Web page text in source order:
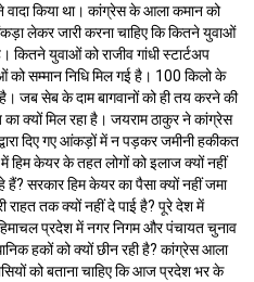
वादा किया था। कांग्रेस के आला कमान को
लेकर जारी करना चाहिए कि कितने युवाओं
कितने युवाओं को राजीव गांधी स्टार्टअप
सम्मान निधि मिल गई है। ₹100 किलो के
जब सेब के दाम बागवानों को ही तय करने की
क्यों मिल रहा है। जयराम ठाकुर ने कांग्रेस
दिए गए आंकड़ों में न पड़कर जमीनी हकीकत
हिम केयर के तहत लोगों को इलाज क्यों नहीं
सरकार हिम केयर का पैसा क्यों नहीं जमा
राहत तक क्यों नहीं दे पाई है? पूरे देश में
प्रदेश में नगर निगम और पंचायत चुनाव
हकों को क्यों छीन रही है? कांग्रेस आला
को बताना चाहिए कि आज प्रदेश भर के